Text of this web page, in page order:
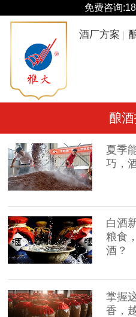
免费咨询:
酒厂方案
酿
夏季
巧，
白酒
粮食
酒？
掌握
香，